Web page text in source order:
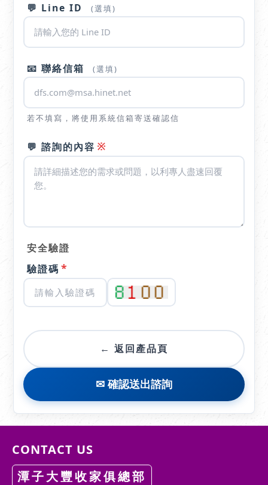
💬 Line ID (選填)
📧 聯絡信箱 (選填)
若不填寫，將使用系統信箱寄送確認信
💬 諮詢的內容 ※
安全驗證
驗證碼 *
← 返回產品頁
✉ 確認送出諮詢
CONTACT US
潭子大豐收家俱總部